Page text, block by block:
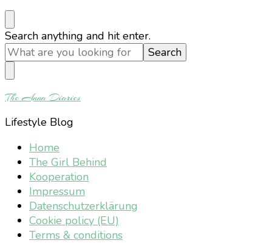
Looking
for
Something?
Search anything and hit enter.
The Anna Diaries
Lifestyle Blog
Home
The Girl Behind
Kooperation
Impressum
Datenschutzerklärung
Cookie policy (EU)
Terms & conditions